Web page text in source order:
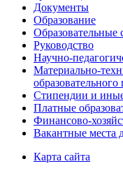
Документы
Образование
Образовательные
Руководство
Научно-
Материально-
Стипендии и
Платные
Финансово-
Вакантные места
Карта сайта